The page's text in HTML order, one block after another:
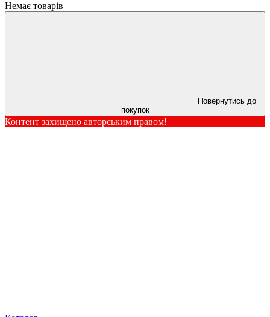
Немає товарів
Повернутись до
покупок
Контент захищено авторським правом!